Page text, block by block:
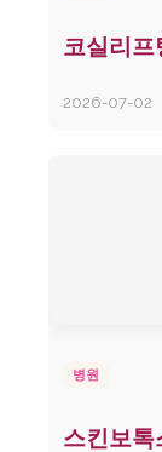
코실리프
2026-07-02
병원
스킨보톡